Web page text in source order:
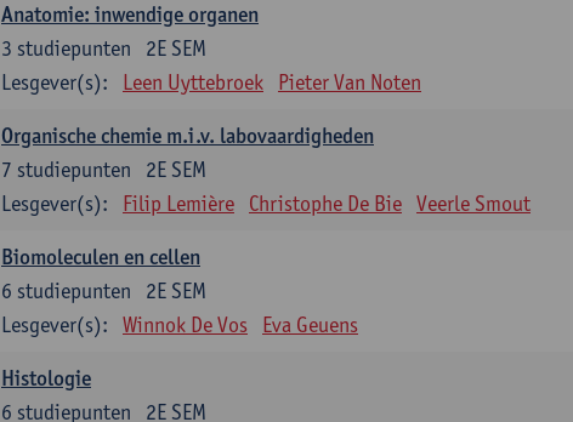
Anatomie: inwendige organen
2E SEM
3 studiepunten
Lesgever(s):
Leen Uyttebroek Pieter Van Noten
Organische chemie m.i.v. labovaardigheden
2E SEM
7 studiepunten
Lesgever(s):
Filip Lemière Christophe De Bie Veerle Smout
Biomoleculen en cellen
2E SEM
6 studiepunten
Lesgever(s):
Winnok De Vos Eva Geuens
Histologie
2E SEM
6 studiepunten